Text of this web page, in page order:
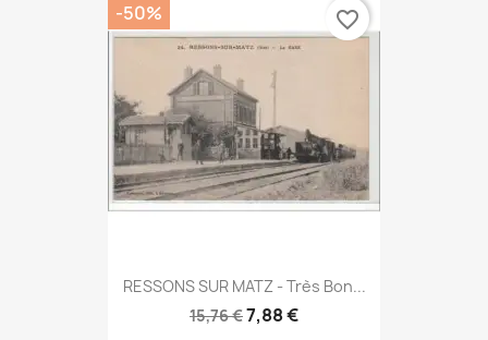
RESSONS SUR MATZ - Très Bon...
15,76 €7,88 €
-50% favorite_border